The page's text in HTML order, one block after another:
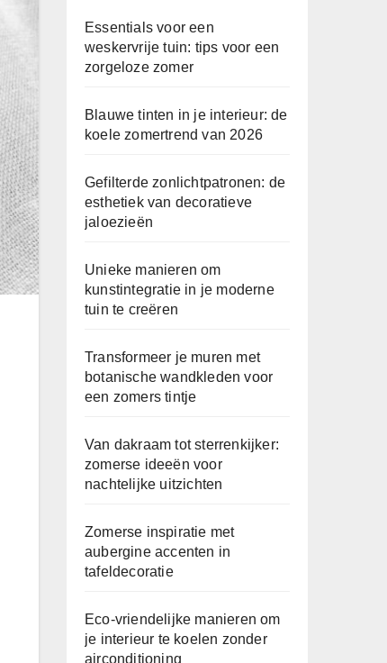
Essentials voor een
weskervrije tuin: tips voor een
zorgeloze zomer
Blauwe tinten in je interieur: de
koele zomertrend van 2026
Gefilterde zonlichtpatronen: de
esthetiek van decoratieve
jaloezieën
Unieke manieren om
kunstintegratie in je moderne
tuin te creëren
Transformeer je muren met
botanische wandkleden voor
een zomers tintje
Van dakraam tot sterrenkijker:
zomerse ideeën voor
nachtelijke uitzichten
Zomerse inspiratie met
aubergine accenten in
tafeldecoratie
Eco-vriendelijke manieren om
je interieur te koelen zonder
airconditioning